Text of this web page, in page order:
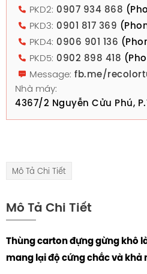
PKD2: 0907 934 868
PKD3: 0901 817 369
PKD4: 0906 901 136
PKD5: 0902 898 418
Message: fb.me/
Nhà máy:
4367/2 Nguyễn Cửu Phú,
Mô Tả Chi Tiết
Mô Tả Chi Tiết
Thùng carton đựng gừng khô
mang lại độ cứng chắc và khả